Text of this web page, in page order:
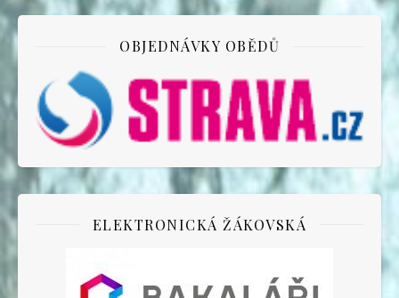
OBJEDNÁVKY OBĚDŮ
ELEKTRONICKÁ ŽÁKOVSKÁ